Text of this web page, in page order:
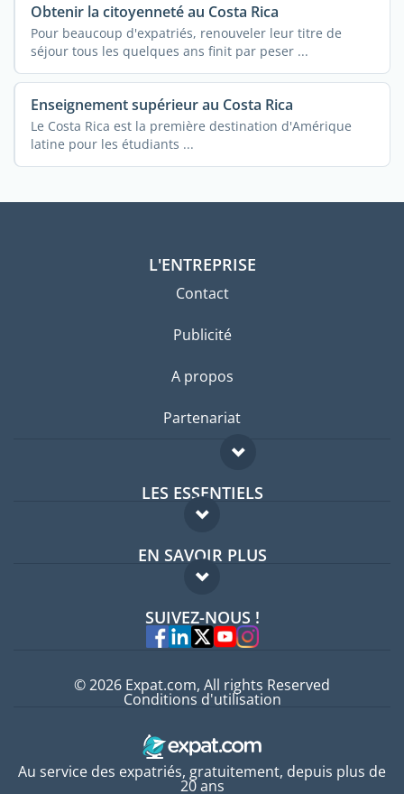
Obtenir la citoyenneté au Costa Rica
Pour beaucoup d'expatriés, renouveler leur titre de
séjour tous les quelques ans finit par peser ...
Enseignement supérieur au Costa Rica
Le Costa Rica est la première destination d'Amérique
latine pour les étudiants ...
L'ENTREPRISE
Contact
Publicité
A propos
Partenariat
LES ESSENTIELS
Forum expatriés
Guides pays
EN SAVOIR PLUS
FAQ
Experts
SUIVEZ-NOUS !
Au service des expatriés, gratuitement, depuis plus de
20 ans
© 2026 Expat.com, All rights Reserved
Conditions d'utilisation